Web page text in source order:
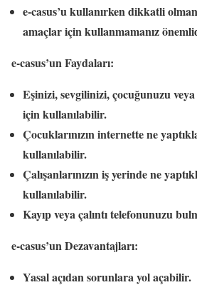
e-casus’u kullanırken dikkatli
amaçlar için kullanmamanız
e-casus’un Faydaları:
Eşinizi, sevgilinizi, çocuğunuzu veya
için kullanılabilir.
Çocuklarınızın internette ne
kullanılabilir.
Çalışanlarınızın iş yerinde ne
kullanılabilir.
Kayıp veya çalıntı telefonunuzu
e-casus’un Dezavantajları:
Yasal açıdan sorunlara yol açabilir.